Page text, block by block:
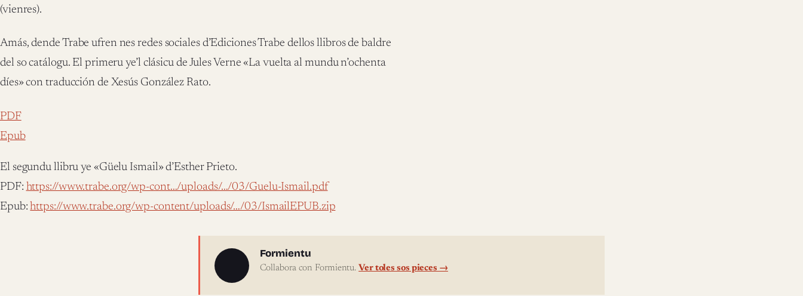
(vienres).
Amás, dende Trabe ufren nes redes sociales d’Ediciones Trabe dellos llibros de baldre
del so catálogu. El primeru ye’l clásicu de Jules Verne «La vuelta al mundu n’ochenta
díes» con traducción de Xesús González Rato.
PDF
Epub
El segundu llibru ye «Güelu Ismail» d’Esther Prieto.
PDF: https://www.trabe.org/wp-cont…/uploads/…/03/Guelu-Ismail.pdf
Epub:https://www.trabe.org/wp-content/uploads/…/03/IsmailEPUB.zip
Sobre l'autor
Formientu
Collabora con Formientu. Ver toles sos pieces →